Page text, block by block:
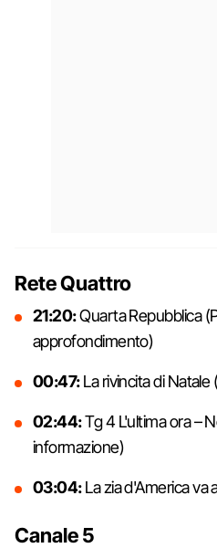
Rete Quattro
21:20:Quarta Repubblica
approfondimento)
00:47:La rivincita di
02:44:Tg 4 L'ultima ora –
informazione)
03:04:La zia d'America va
Canale 5